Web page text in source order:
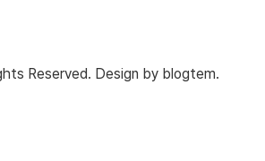
Reserved. Design by blogtem.